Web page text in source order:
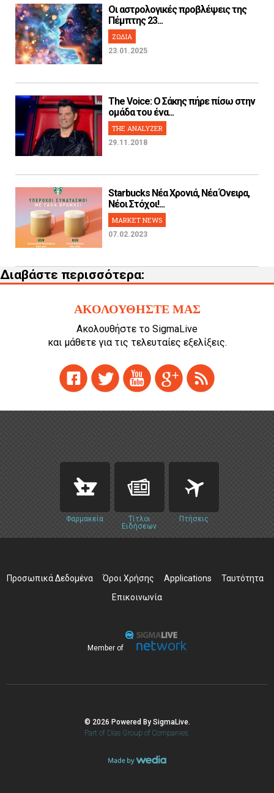
Οι αστρολογικές προβλέψεις της
Πέμπτης 23...
ΖΩΔΙΑ
23.01.2025
The Voice: Ο Σάκης πήρε πίσω στην
ομάδα του ένα...
THE ANALYZER
29.11.2018
Starbucks Νέα Χρονιά, Νέα Όνειρα,
Νέοι Στόχοι!...
MARKET NEWS
07.02.2023
Διαβάστε περισσότερα:
ΑΚΟΛΟΥΘΗΣΤΕ ΜΑΣ
Ακολουθήστε το SigmaLive
και μάθετε για τις τελευταίες εξελίξεις.
Φαρμακεία
Τίτλοι
Ειδήσεων
Πτήσεις
Προσωπικά Δεδομένα Όροι Χρήσης Applications
Ταυτότητα
Επικοινωνία
Member of
© 2026 Powered By SigmaLive.
Part of Dias Group of Companies.